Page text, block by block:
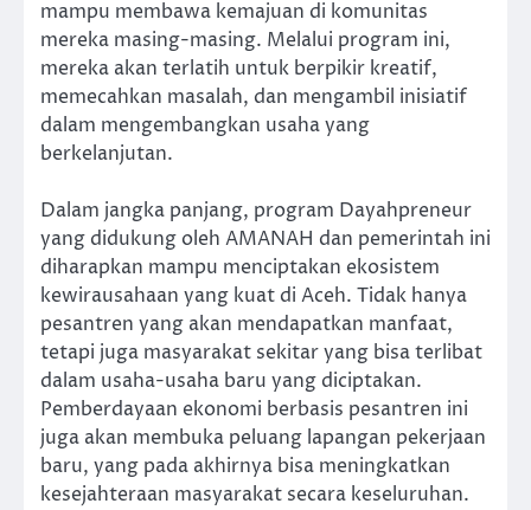
mampu membawa kemajuan di komunitas
mereka masing-masing. Melalui program ini,
mereka akan terlatih untuk berpikir kreatif,
memecahkan masalah, dan mengambil inisiatif
dalam mengembangkan usaha yang
berkelanjutan.
Dalam jangka panjang, program Dayahpreneur
yang didukung oleh AMANAH dan pemerintah ini
diharapkan mampu menciptakan ekosistem
kewirausahaan yang kuat di Aceh. Tidak hanya
pesantren yang akan mendapatkan manfaat,
tetapi juga masyarakat sekitar yang bisa terlibat
dalam usaha-usaha baru yang diciptakan.
Pemberdayaan ekonomi berbasis pesantren ini
juga akan membuka peluang lapangan pekerjaan
baru, yang pada akhirnya bisa meningkatkan
kesejahteraan masyarakat secara keseluruhan.